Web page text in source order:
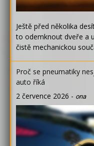
Ještě před několika
to odemknout dveře a
čistě mechanickou
Proč se pneumatiky
auto říká
2 července 2026 - ona